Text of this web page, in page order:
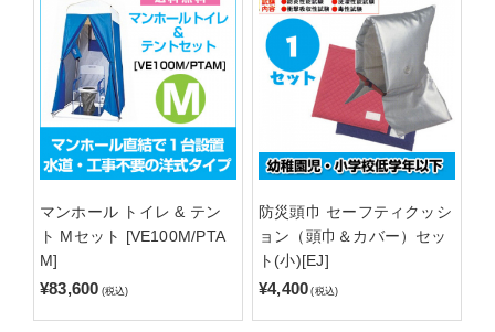
マンホール トイレ & テン
ト Mセット [VE100M/PTA
M]
¥83,600 (税込)
防災頭巾 セーフティクッシ
ョン（頭巾＆カバー）セッ
ト(小)[EJ]
¥4,400 (税込)